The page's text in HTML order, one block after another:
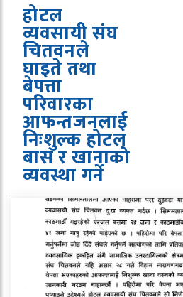
होटल
व्यवसायी संघ
चितवनले
घाइते तथा
बेपत्ता
परिवारका
आफन्तजनलाई
निःशुल्क होटल
बास र खानाको
व्यवस्था गर्ने